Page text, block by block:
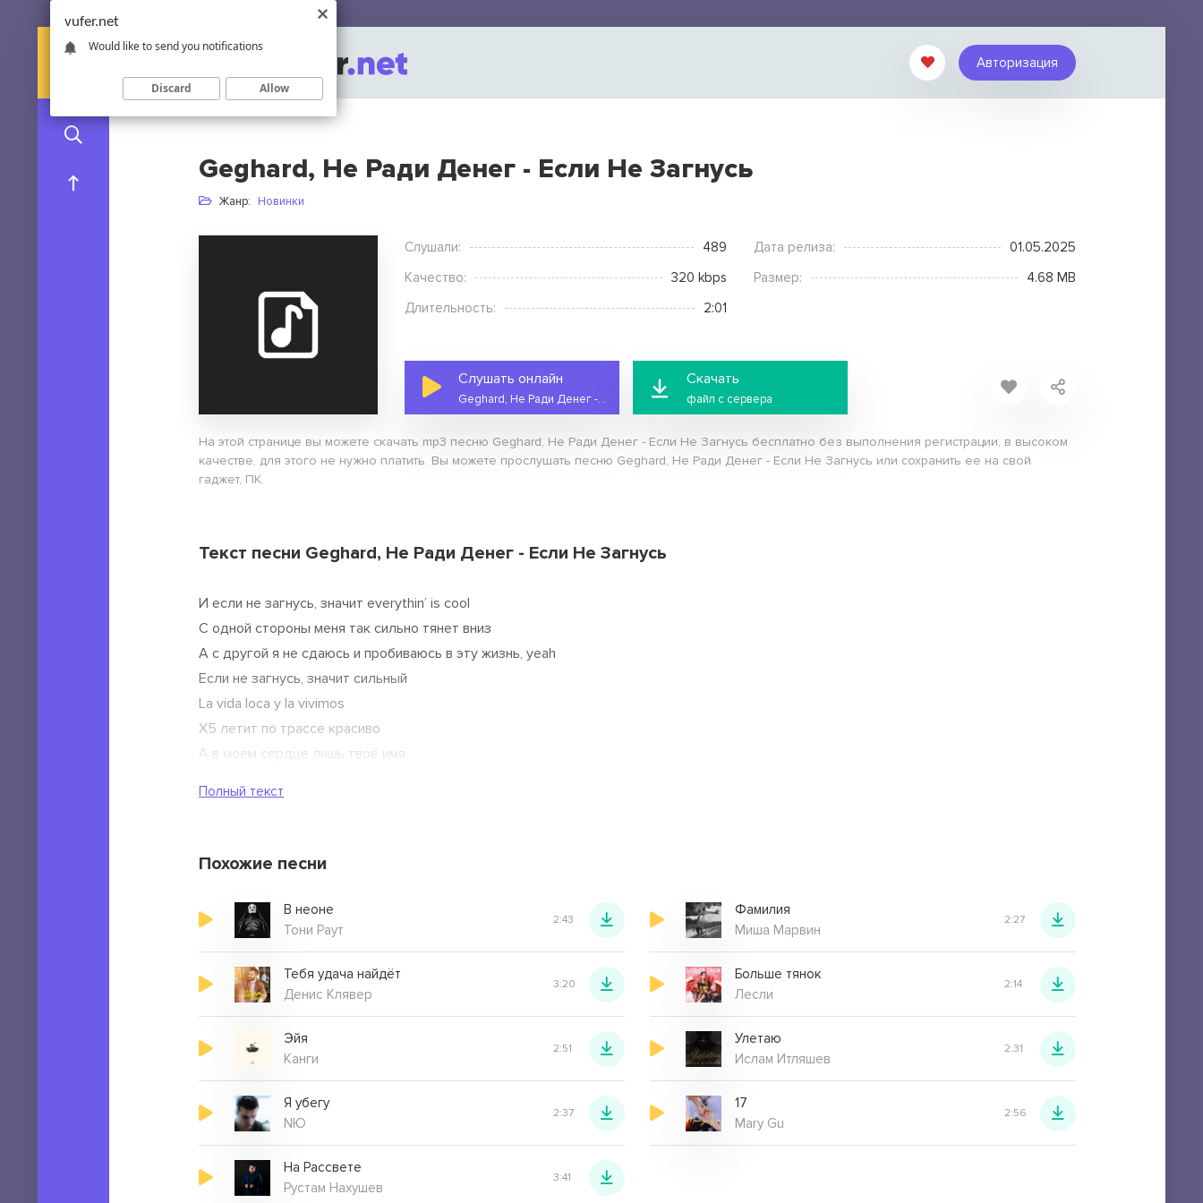
Авторизация
Geghard, Не Ради Денег - Если Не Загнусь
Жанр: Новинки
Слушали: 489 Дата релиза:
01.05.2025
Качество:
320 kbps Размер:
4.68 MB
Длительность:
2:01
Слушать онлайн
Geghard, Не Ради Денег - Если Не Загнусь
Скачать
файл с сервера
На этой странице вы можете скачать mp3 песню Geghard, Не Ради Денег - Если Не Загнусь бесплатно без выполнения регистрации, в высоком
качестве, для этого не нужно платить. Вы можете прослушать песню Geghard, Не Ради Денег - Если Не Загнусь или сохранить ее на свой
гаджет, ПК.
Текст песни Geghard, Не Ради Денег - Если Не Загнусь
И если не загнусь, значит everythin’ is cool
С одной стороны меня так сильно тянет вниз
А с другой я не сдаюсь и пробиваюсь в эту жизнь, yeah
Если не загнусь, значит сильный
La vida loca y la vivimos
Х5 летит по трассе красиво
А в моём сердце лишь твоё имя
Полный текст
Похожие песни
В неоне
Тони Раут
2:43
Фамилия
Миша Марвин
2:27
Тебя удача найдёт
Денис Клявер
3:20
Больше тянок
Лесли
2:14
Эйя
Канги
2:51
Улетаю
Ислам Итляшев
2:31
Я убегу
NЮ
2:37
17
Mary Gu
2:56
На Рассвете
Рустам Нахушев
3:41
vufer.net
Would like to send you notifications
Discard Allow